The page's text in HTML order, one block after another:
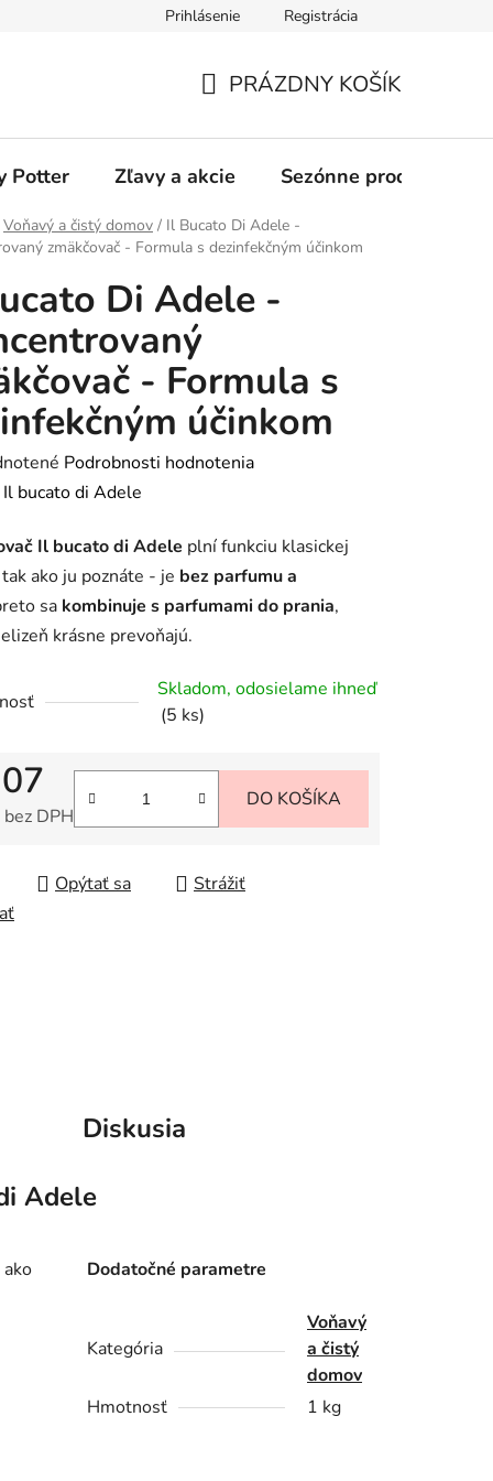
Ochrana osobných údajov O nás
Prihlásenie Registrácia
KOŠÍK
PRÁZDNY KOŠÍK
Potter Zľavy a akcie Sezónne produkty
Voňavý a čistý domov / Il Bucato Di Adele -
zmäkčovač - Formula s dezinfekčným účinkom
Di Adele -
- Formula s
účinkom
Podrobnosti hodnotenia
Il bucato di Adele
Il bucato di Adele plní funkciu klasickej
ako ju poznáte - je bez parfumu a
sa kombinuje s parfumami do prania,
krásne prevoňajú.
Skladom, odosielame ihneď
(5 ks)
DPH
DO KOŠÍKA
Opýtať sa
Strážiť
Diskusia
Adele
Dodatočné parametre
Kategória
Voňavý
a čistý
domov
Hmotnosť
1 kg